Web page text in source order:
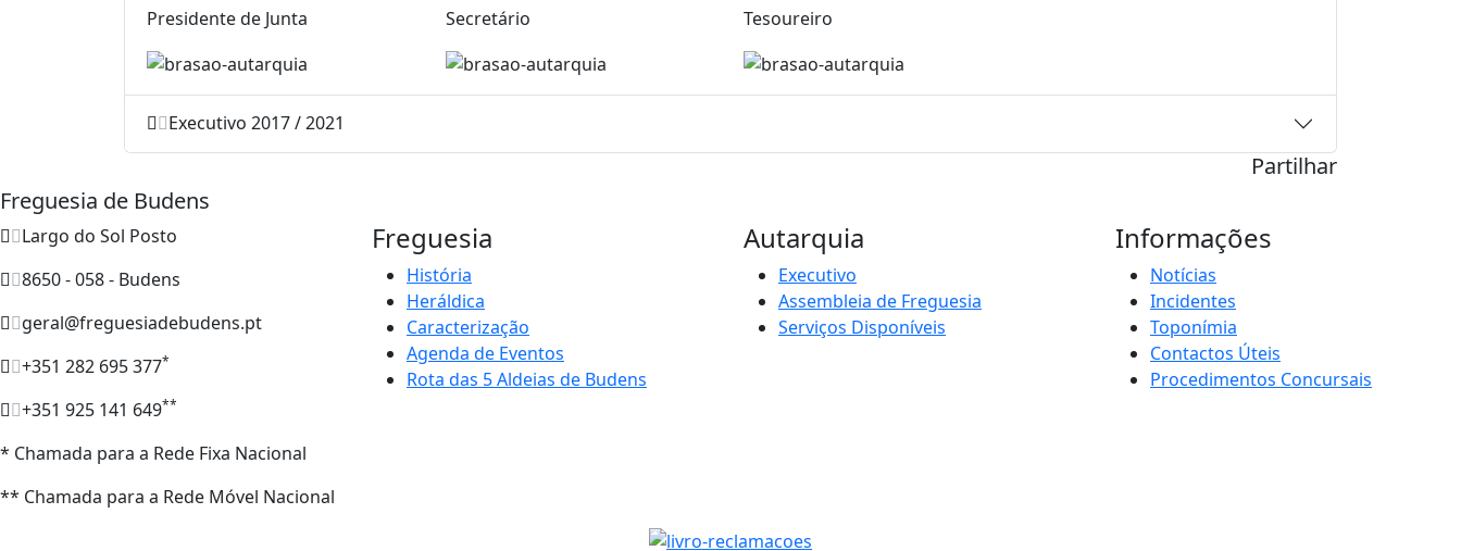
Presidente de Junta Secretário Tesoureiro
Executivo 2017 / 2021
Partilhar
Freguesia de Budens
Largo do Sol Posto
8650 - 058 - Budens
geral@freguesiadebudens.pt
+351 282 695 377*
+351 925 141 649**
* Chamada para a Rede Fixa Nacional
** Chamada para a Rede Móvel Nacional
Freguesia
História
Heráldica
Caracterização
Agenda de Eventos
Rota das 5 Aldeias de Budens
Autarquia
Executivo
Assembleia de Freguesia
Serviços Disponíveis
Informações
Notícias
Incidentes
Toponímia
Contactos Úteis
Procedimentos Concursais